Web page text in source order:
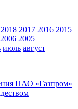
2018 2017 2016 2015
2006 2005
июль август
ПАО «Газпром»